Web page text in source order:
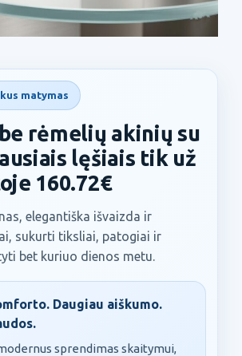
matymas
rėmelių akinių su
lęšiais tik už
160.72€
elegantiška išvaizda ir
sukurti tiksliai, patogiai ir
bet kuriuo dienos metu.
Daugiau aiškumo.
sprendimas skaitymui,